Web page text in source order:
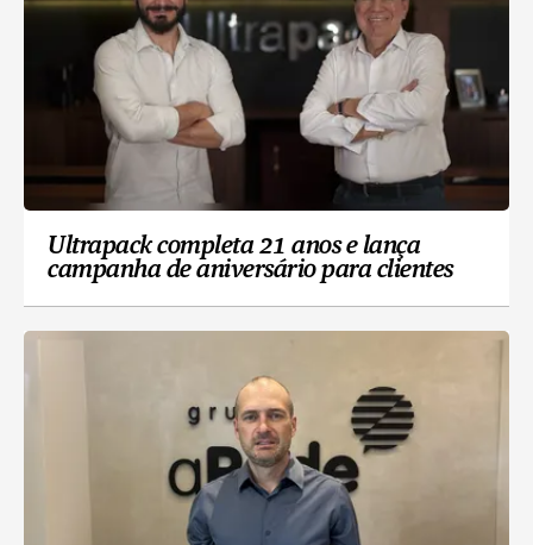
Ultrapack completa 21 anos e lança
campanha de aniversário para clientes